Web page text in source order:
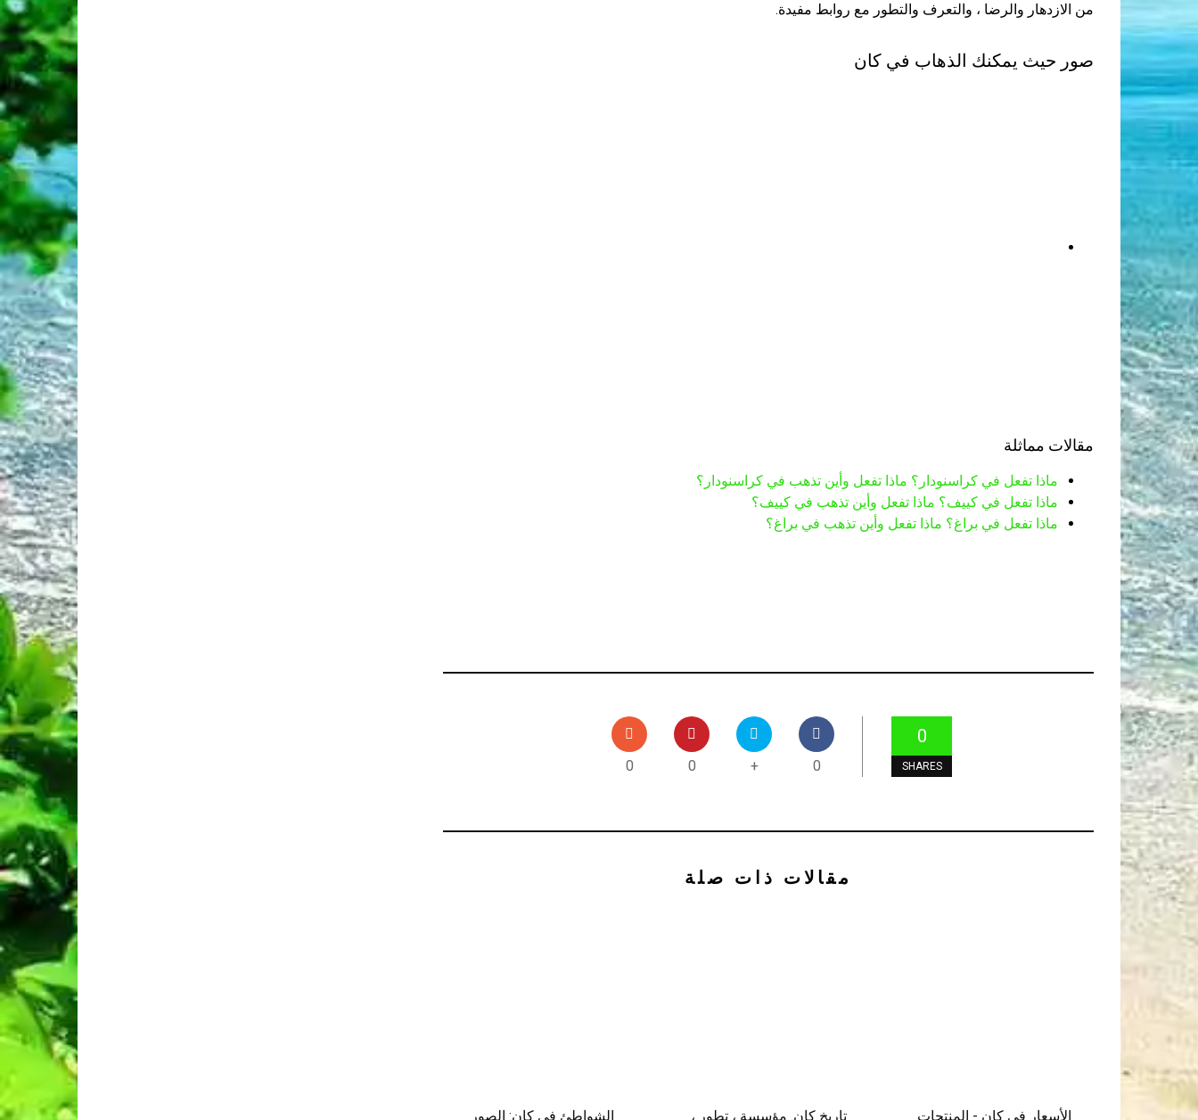
من الازدهار والرضا ، والتعرف والتطور مع روابط مفيدة.
صور حيث يمكنك الذهاب في كان
مقالات مماثلة
ماذا تفعل في كراسنودار؟ ماذا تفعل وأين تذهب في كراسنودار؟
ماذا تفعل في كييف؟ ماذا تفعل وأين تذهب في كييف؟
ماذا تفعل في براغ؟ ماذا تفعل وأين تذهب في براغ؟
0
SHARES
0
+
0
0
مقالات ذات صلة
الأسعار في كان - المنتجات تاريخ كان. مؤسسة ، تطور ، الشواطئ في كان: الصور